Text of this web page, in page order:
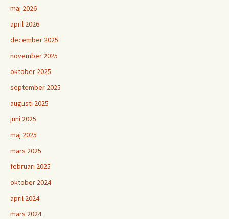
maj 2026
april 2026
december 2025
november 2025
oktober 2025
september 2025
augusti 2025
juni 2025
maj 2025
mars 2025
februari 2025
oktober 2024
april 2024
mars 2024